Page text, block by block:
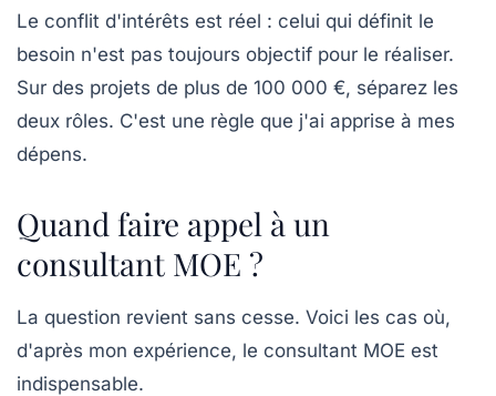
Le conflit d'intérêts est réel : celui qui définit le
besoin n'est pas toujours objectif pour le réaliser.
Sur des projets de plus de 100 000 €, séparez les
deux rôles. C'est une règle que j'ai apprise à mes
dépens.
Quand faire appel à un
consultant MOE ?
La question revient sans cesse. Voici les cas où,
d'après mon expérience, le consultant MOE est
indispensable.